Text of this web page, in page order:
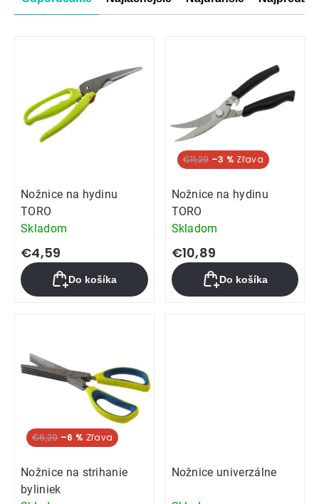
produktov
Nožnice na hydinu
TORO
Skladom
€4,59
Do košíka
€11,29 –3 %
Nožnice na hydinu
TORO
Skladom
€10,89
Do košíka
€6,29 –6 %
Nožnice na strihanie
byliniek
Nožnice univerzálne